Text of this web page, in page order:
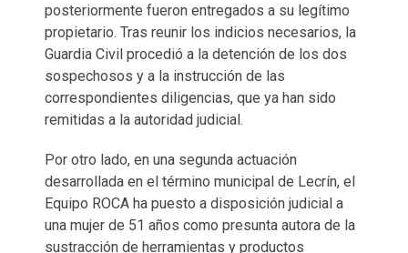
posteriormente fueron entregados a su legítimo
propietario. Tras reunir los indicios necesarios, la
Guardia Civil procedió a la detención de los dos
sospechosos y a la instrucción de las
correspondientes diligencias, que ya han sido
remitidas a la autoridad judicial.
Por otro lado, en una segunda actuación
desarrollada en el término municipal de Lecrín, el
Equipo ROCA ha puesto a disposición judicial a
una mujer de 51 años como presunta autora de la
sustracción de herramientas y productos